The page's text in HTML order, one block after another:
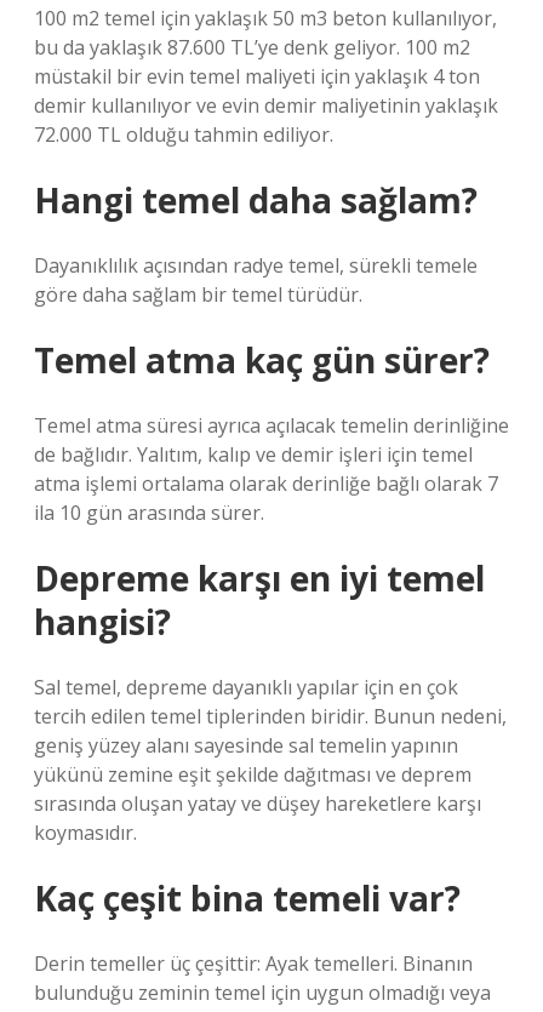
100 m2 temel için yaklaşık 50 m3 beton kullanılıyor,
bu da yaklaşık 87.600 TL’ye denk geliyor. 100 m2
müstakil bir evin temel maliyeti için yaklaşık 4 ton
demir kullanılıyor ve evin demir maliyetinin yaklaşık
72.000 TL olduğu tahmin ediliyor.
Hangi temel daha sağlam?
Dayanıklılık açısından radye temel, sürekli temele
göre daha sağlam bir temel türüdür.
Temel atma kaç gün sürer?
Temel atma süresi ayrıca açılacak temelin derinliğine
de bağlıdır. Yalıtım, kalıp ve demir işleri için temel
atma işlemi ortalama olarak derinliğe bağlı olarak 7
ila 10 gün arasında sürer.
Depreme karşı en iyi temel
hangisi?
Sal temel, depreme dayanıklı yapılar için en çok
tercih edilen temel tiplerinden biridir. Bunun nedeni,
geniş yüzey alanı sayesinde sal temelin yapının
yükünü zemine eşit şekilde dağıtması ve deprem
sırasında oluşan yatay ve düşey hareketlere karşı
koymasıdır.
Kaç çeşit bina temeli var?
Derin temeller üç çeşittir: Ayak temelleri. Binanın
bulunduğu zeminin temel için uygun olmadığı veya